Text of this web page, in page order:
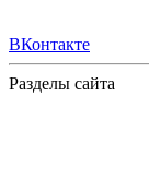
ВКонтакте
Разделы сайта